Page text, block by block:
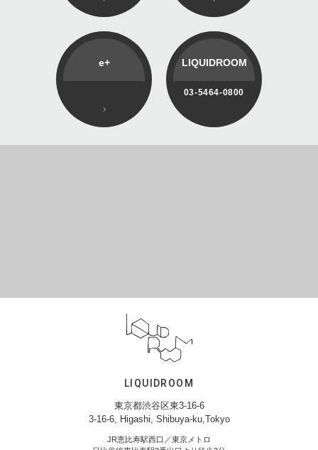
e+ LIQUIDROOM
03-5464-0800
LIQUIDROOM
東京都渋谷区東3-16-6
3-16-6, Higashi, Shibuya-ku,Tokyo
JR恵比寿駅西口／東京メトロ